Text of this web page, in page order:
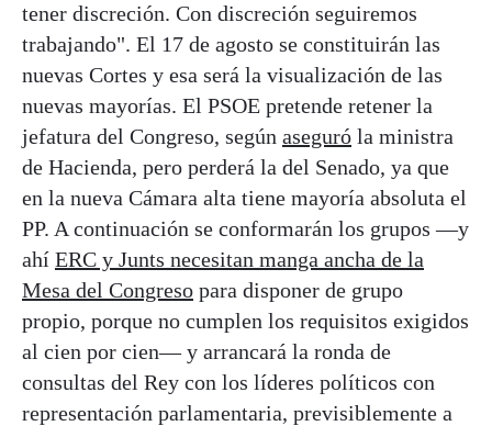
tener discreción. Con discreción seguiremos
trabajando". El 17 de agosto se constituirán las
nuevas Cortes y esa será la visualización de las
nuevas mayorías. El PSOE pretende retener la
jefatura del Congreso, según aseguró la ministra
de Hacienda, pero perderá la del Senado, ya que
en la nueva Cámara alta tiene mayoría absoluta el
PP. A continuación se conformarán los grupos —y
ahí ERC y Junts necesitan manga ancha de la
Mesa del Congreso para disponer de grupo
propio, porque no cumplen los requisitos exigidos
al cien por cien— y arrancará la ronda de
consultas del Rey con los líderes políticos con
representación parlamentaria, previsiblemente a